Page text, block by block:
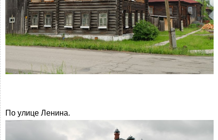
По улице Ленина.